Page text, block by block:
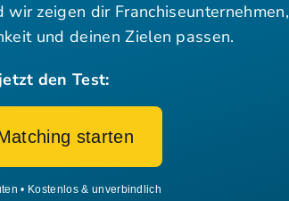
zeigen dir Franchiseunternehmen,
und deinen Zielen passen.
den Test:
starten
• Kostenlos & unverbindlich